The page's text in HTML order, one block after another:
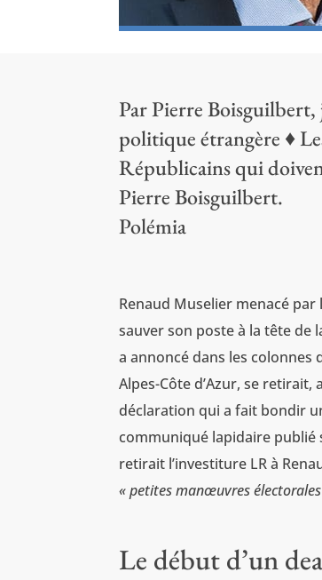
Par Pierre
politique étrangère ♦
Républicains qui
Pierre Boisguilbert.
Polémia
Renaud Muselier menacé par
sauver son poste à la tête de
a annoncé dans les colonnes
Alpes-Côte d’Azur, se
déclaration qui a fait bondir
communiqué lapidaire publié
retirait l’investiture LR à
«petites manœuvres électorales
Le début d’un